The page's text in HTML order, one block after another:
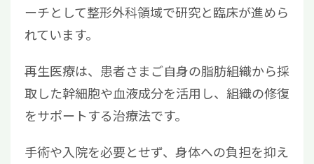
ーチとして整形外科領域で研究と臨床が進めら
れています。
再生医療は、患者さまご自身の脂肪組織から採
取した幹細胞や血液成分を活用し、組織の修復
をサポートする治療法です。
手術や入院を必要とせず、身体への負担を抑え